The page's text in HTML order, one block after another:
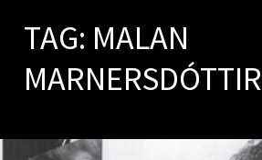
TAG: MALAN
MARNERSDÓTTIR